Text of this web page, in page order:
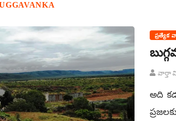
ప్రత్యేక
వార్తా
అది